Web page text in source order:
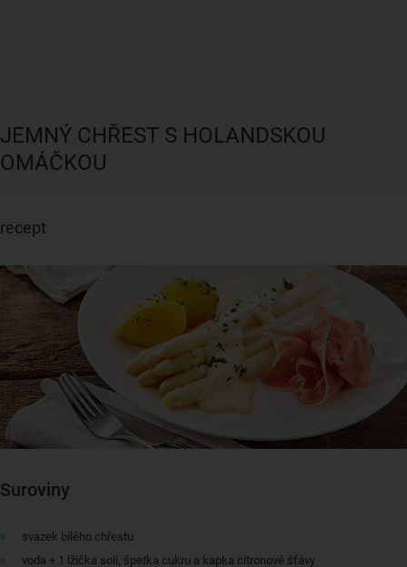
JEMNÝ CHŘEST S HOLANDSKOU
OMÁČKOU
recept
Suroviny
svazek bílého chřestu
voda + 1 lžička soli, špetka cukru a kapka citronové šťávy